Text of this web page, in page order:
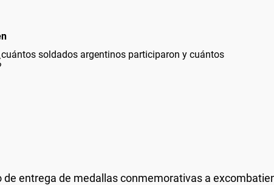
soldados argentinos participaron y cuántos
de entrega de medallas conmemorativas a